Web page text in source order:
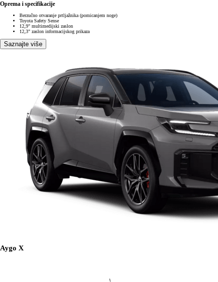
Oprema i specifikacije
Berzučno otvaranje prtljažnika (pomicanjem noge)
Toyota Safety Sense
12,9" multimedijski zaslon
12,3" zaslon informacijskog prikaza
Saznajte više
Aygo X